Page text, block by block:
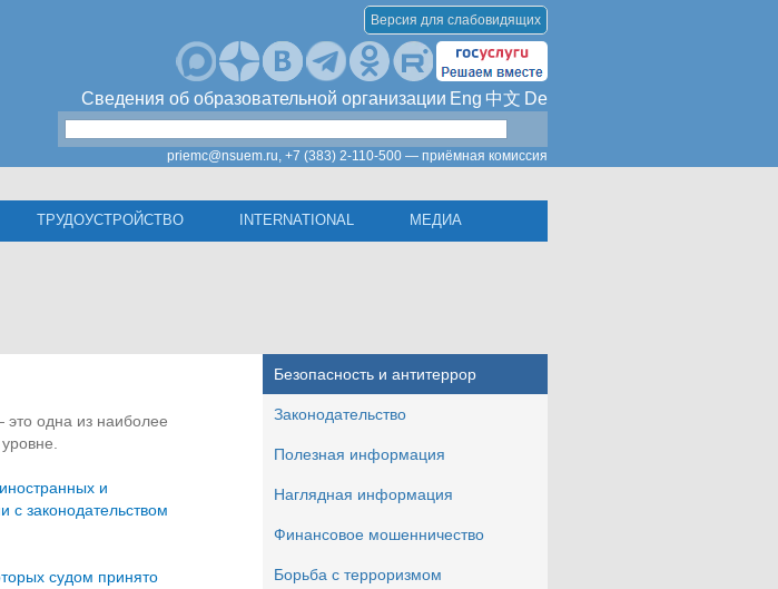
Версия для слабовидящих
Сведения об образовательной организации Eng 中文 De
priemc@nsuem.ru, +7 (383) 2-110-500 — приёмная комиссия
ТРУДОУСТРОЙСТВО INTERNATIONAL МЕДИА
Безопасность и антитеррор
Законодательство
Полезная информация
Наглядная информация
Финансовое мошенничество
Борьба с терроризмом
одна из наиболее
и
с законодательством
судом принято